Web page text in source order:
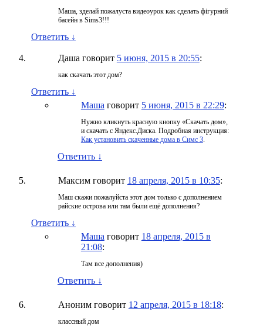
Маша, зделай пожалуста видеоурок как сделать фігурний
басейн в Sims3!!!
Ответить ↓
Даша говорит 5 июня, 2015 в 20:55:
как скачать этот дом?
Ответить ↓
Маша говорит 5 июня, 2015 в 22:29:
Нужно кликнуть красную кнопку «Скачать дом»,
и скачать с Яндекс.Диска. Подробная инструкция:
Как установить скаченные дома в Симс 3.
Ответить ↓
Максим говорит 18 апреля, 2015 в 10:35:
Маш скажи пожалуйста этот дом только с дополнением
райские острова или там были ещё дополнения?
Ответить ↓
Маша говорит 18 апреля, 2015 в
21:08:
Там все дополнения)
Ответить ↓
Аноним говорит 12 апреля, 2015 в 18:18:
классный дом